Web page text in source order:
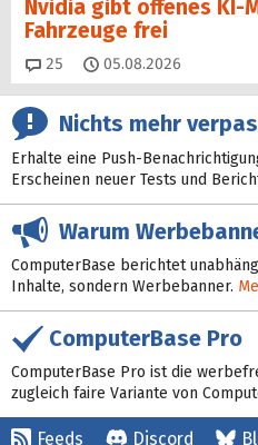
Nvidia gibt offenes KI-
Fahrzeuge frei
25 Kommentare
05.08.2026
Nichts mehr
Erhalte eine Push-
Erscheinen neuer Tests und
Warum
ComputerBase berichtet
Inhalte, sondern Werbebanner.
ComputerBase Pro
ComputerBase Pro ist die
zugleich faire Variante von
Feeds Discord